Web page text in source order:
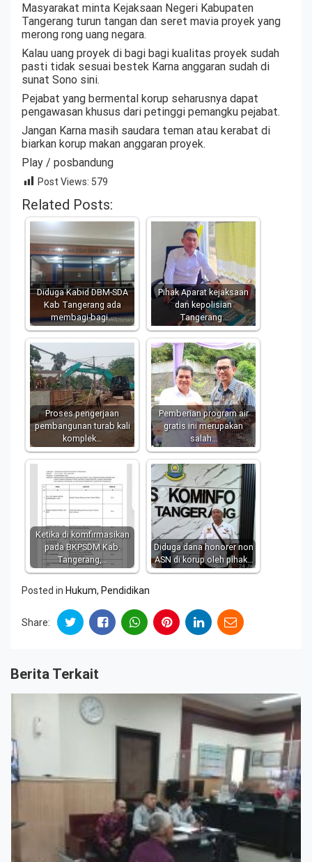
Masyarakat minta Kejaksaan Negeri Kabupaten
Tangerang turun tangan dan seret mavia proyek yang
merong rong uang negara.
Kalau uang proyek di bagi bagi kualitas proyek sudah
pasti tidak sesuai bestek Karna anggaran sudah di
sunat Sono sini.
Pejabat yang bermental korup seharusnya dapat
pengawasan khusus dari petinggi pemangku pejabat.
Jangan Karna masih saudara teman atau kerabat di
biarkan korup makan anggaran proyek.
Play / posbandung
Post Views: 579
Related Posts:
Diduga Kabid DBM-SDA
Kab Tangerang ada
membagi-bagi…
Pihak Aparat kejaksaan
dan kepolisian
Tangerang…
Proses pengerjaan
pembangunan turab kali
komplek…
Pemberian program air
gratis ini merupakan
salah…
Ketika di komfirmasikan
pada BKPSDM Kab.
Tangerang,…
Diduga dana honorer non
ASN di korup oleh pihak…
Posted in Hukum, Pendidikan
Share:
Berita Terkait